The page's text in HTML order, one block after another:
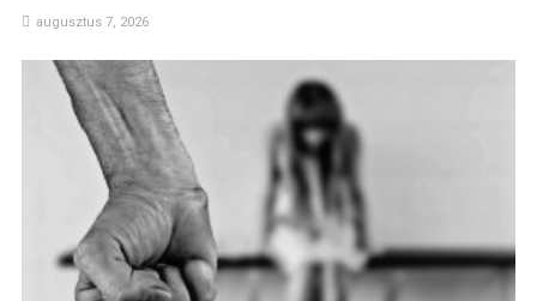
augusztus 7, 2026